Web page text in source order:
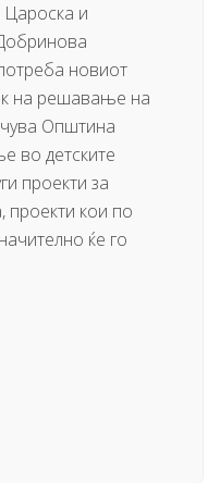
Цароска и
новиот
на решавање на
Општина
во детските
проекти за
проекти кои по
ќе го